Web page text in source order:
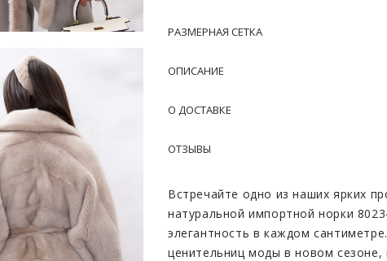
РАЗМЕРНАЯ СЕТКА
ОПИСАНИЕ
О ДОСТАВКЕ
ОТЗЫВЫ
Встречайте одно из наших ярких
натуральной импортной норки
элегантность в каждом
ценительниц моды в новом